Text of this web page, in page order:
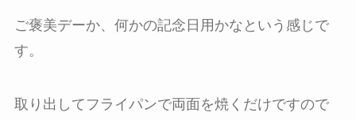
ご褒美デーか、何かの記念日用かなという感じで
す。
取り出してフライパンで両面を焼くだけですので